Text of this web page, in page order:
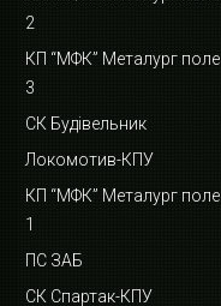
2
КП “МФК” Металург поле
3
СК Будівельник
Локомотив-КПУ
КП “МФК” Металург поле
1
ПС ЗАБ
СК Спартак-КПУ